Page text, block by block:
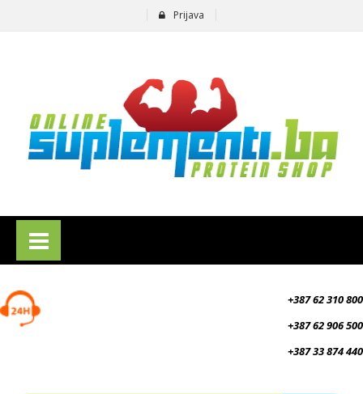
Prijava
+387 62 310 800
+387 62 906 500
+387 33 874 440